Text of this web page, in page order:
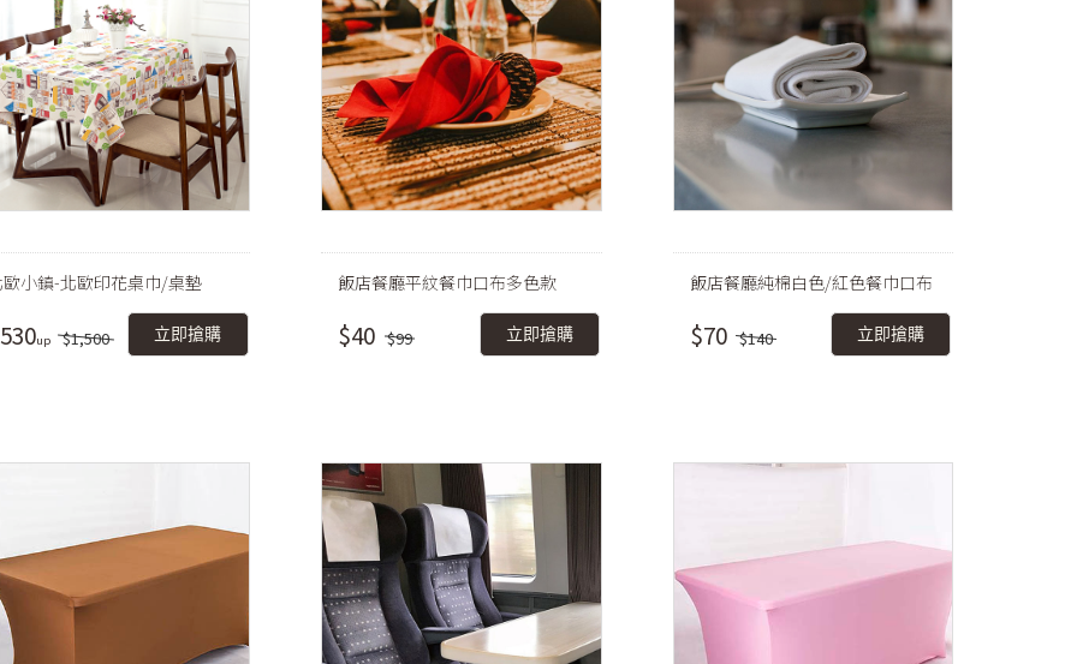
小鎮-北歐印花桌巾/桌墊
$1,500 立即搶購
飯店餐廳平紋餐巾口布多色款
$40 $99 立即搶購
飯店餐廳純棉白色/紅色餐巾口布
$70 $140 立即搶購